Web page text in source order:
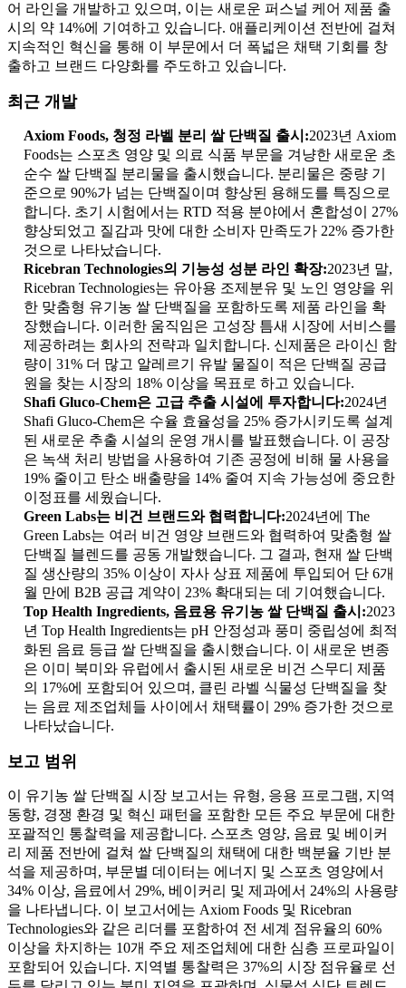
어 라인을 개발하고 있으며, 이는 새로운 퍼스널 케어 제품 출
시의 약 14%에 기여하고 있습니다. 애플리케이션 전반에 걸쳐
지속적인 혁신을 통해 이 부문에서 더 폭넓은 채택 기회를 창
출하고 브랜드 다양화를 주도하고 있습니다.
최근 개발
Axiom Foods, 청정 라벨 분리 쌀 단백질 출시:2023년 Axiom
Foods는 스포츠 영양 및 의료 식품 부문을 겨냥한 새로운 초
순수 쌀 단백질 분리물을 출시했습니다. 분리물은 중량 기
준으로 90%가 넘는 단백질이며 향상된 용해도를 특징으로
합니다. 초기 시험에서는 RTD 적용 분야에서 혼합성이 27%
향상되었고 질감과 맛에 대한 소비자 만족도가 22% 증가한
것으로 나타났습니다.
Ricebran Technologies의 기능성 성분 라인 확장:2023년 말,
Ricebran Technologies는 유아용 조제분유 및 노인 영양을 위
한 맞춤형 유기농 쌀 단백질을 포함하도록 제품 라인을 확
장했습니다. 이러한 움직임은 고성장 틈새 시장에 서비스를
제공하려는 회사의 전략과 일치합니다. 신제품은 라이신 함
량이 31% 더 많고 알레르기 유발 물질이 적은 단백질 공급
원을 찾는 시장의 18% 이상을 목표로 하고 있습니다.
Shafi Gluco-Chem은 고급 추출 시설에 투자합니다:2024년
Shafi Gluco-Chem은 수율 효율성을 25% 증가시키도록 설계
된 새로운 추출 시설의 운영 개시를 발표했습니다. 이 공장
은 녹색 처리 방법을 사용하여 기존 공정에 비해 물 사용을
19% 줄이고 탄소 배출량을 14% 줄여 지속 가능성에 중요한
이정표를 세웠습니다.
Green Labs는 비건 브랜드와 협력합니다:2024년에 The
Green Labs는 여러 비건 영양 브랜드와 협력하여 맞춤형 쌀
단백질 블렌드를 공동 개발했습니다. 그 결과, 현재 쌀 단백
질 생산량의 35% 이상이 자사 상표 제품에 투입되어 단 6개
월 만에 B2B 공급 계약이 23% 확대되는 데 기여했습니다.
Top Health Ingredients, 음료용 유기농 쌀 단백질 출시:2023
년 Top Health Ingredients는 pH 안정성과 풍미 중립성에 최적
화된 음료 등급 쌀 단백질을 출시했습니다. 이 새로운 변종
은 이미 북미와 유럽에서 출시된 새로운 비건 스무디 제품
의 17%에 포함되어 있으며, 클린 라벨 식물성 단백질을 찾
는 음료 제조업체들 사이에서 채택률이 29% 증가한 것으로
나타났습니다.
보고 범위
이 유기농 쌀 단백질 시장 보고서는 유형, 응용 프로그램, 지역
동향, 경쟁 환경 및 혁신 패턴을 포함한 모든 주요 부문에 대한
포괄적인 통찰력을 제공합니다. 스포츠 영양, 음료 및 베이커
리 제품 전반에 걸쳐 쌀 단백질의 채택에 대한 백분율 기반 분
석을 제공하며, 부문별 데이터는 에너지 및 스포츠 영양에서
34% 이상, 음료에서 29%, 베이커리 및 제과에서 24%의 사용량
을 나타냅니다. 이 보고서에는 Axiom Foods 및 Ricebran
Technologies와 같은 리더를 포함하여 전 세계 점유율의 60%
이상을 차지하는 10개 주요 제조업체에 대한 심층 프로파일이
포함되어 있습니다. 지역별 통찰력은 37%의 시장 점유율로 선